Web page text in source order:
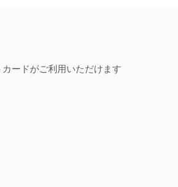
ードがご利用いただけます